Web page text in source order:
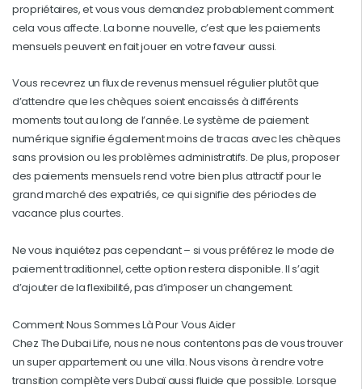
propriétaires, et vous vous demandez probablement comment
cela vous affecte. La bonne nouvelle, c’est que les paiements
mensuels peuvent en fait jouer en votre faveur aussi.
Vous recevrez un flux de revenus mensuel régulier plutôt que
d’attendre que les chèques soient encaissés à différents
moments tout au long de l’année. Le système de paiement
numérique signifie également moins de tracas avec les chèques
sans provision ou les problèmes administratifs. De plus, proposer
des paiements mensuels rend votre bien plus attractif pour le
grand marché des expatriés, ce qui signifie des périodes de
vacance plus courtes.
Ne vous inquiétez pas cependant – si vous préférez le mode de
paiement traditionnel, cette option restera disponible. Il s’agit
d’ajouter de la flexibilité, pas d’imposer un changement.
Comment Nous Sommes Là Pour Vous Aider
Chez The Dubai Life, nous ne nous contentons pas de vous trouver
un super appartement ou une villa. Nous visons à rendre votre
transition complète vers Dubaï aussi fluide que possible. Lorsque